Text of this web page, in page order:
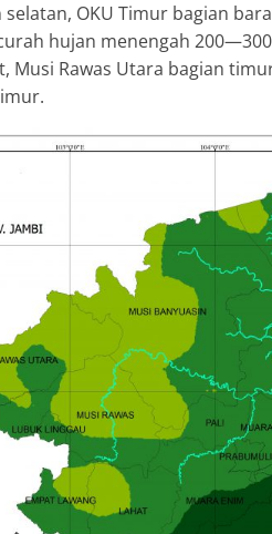
selatan, OKU Timur bagian
hujan menengah
Musi Rawas Utara bagian